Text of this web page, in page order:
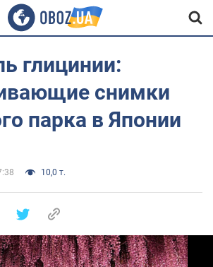
глицинии:
снимки
парка в Японии
10,0 т.